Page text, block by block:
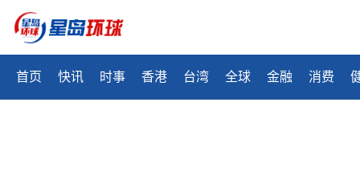
首页 快讯 时事 香港 台湾 全球 金融 消费